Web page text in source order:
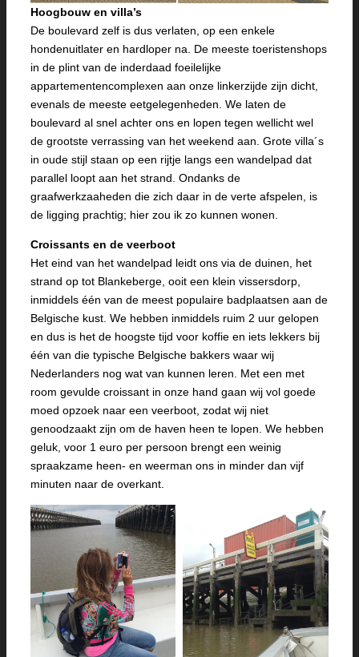
Hoogbouw en villa’s
De boulevard zelf is dus verlaten, op een enkele
hondenuitlater en hardloper na. De meeste toeristenshops
in de plint van de inderdaad foeilelijke
appartementencomplexen aan onze linkerzijde zijn dicht,
evenals de meeste eetgelegenheden. We laten de
boulevard al snel achter ons en lopen tegen wellicht wel
de grootste verrassing van het weekend aan. Grote villa´s
in oude stijl staan op een rijtje langs een wandelpad dat
parallel loopt aan het strand. Ondanks de
graafwerkzaaheden die zich daar in de verte afspelen, is
de ligging prachtig; hier zou ik zo kunnen wonen.
Croissants en de veerboot
Het eind van het wandelpad leidt ons via de duinen, het
strand op tot Blankeberge, ooit een klein vissersdorp,
inmiddels één van de meest populaire badplaatsen aan de
Belgische kust. We hebben inmiddels ruim 2 uur gelopen
en dus is het de hoogste tijd voor koffie en iets lekkers bij
één van die typische Belgische bakkers waar wij
Nederlanders nog wat van kunnen leren. Met een met
room gevulde croissant in onze hand gaan wij vol goede
moed opzoek naar een veerboot, zodat wij niet
genoodzaakt zijn om de haven heen te lopen. We hebben
geluk, voor 1 euro per persoon brengt een weinig
spraakzame heen- en weerman ons in minder dan vijf
minuten naar de overkant.